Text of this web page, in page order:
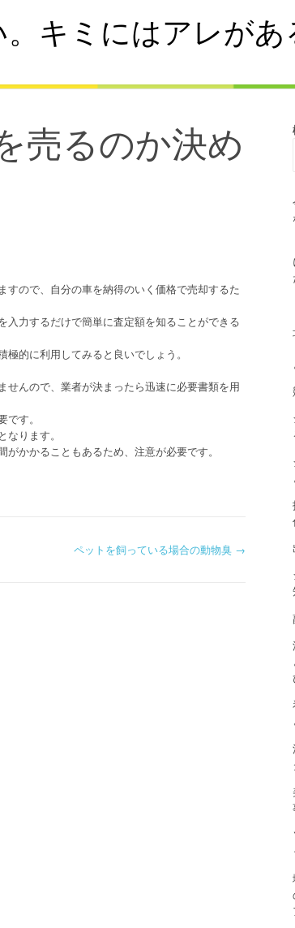
キミにはアレがあ
売るのか決め
ので、自分の車を納得のいく価格で売却するた
力するだけで簡単に査定額を知ることができる
的に利用してみると良いでしょう。
んので、業者が決まったら迅速に必要書類を用
す。
ります。
かかることもあるため、注意が必要です。
ペットを飼っている場合の動物臭 →